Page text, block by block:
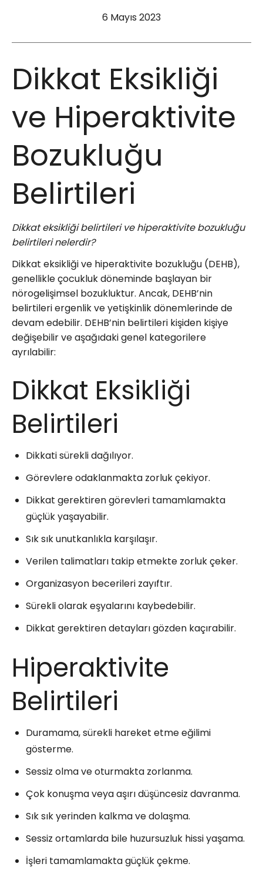
6 Mayıs 2023
Dikkat Eksikliği
ve Hiperaktivite
Bozukluğu
Belirtileri
Dikkat eksikliği belirtileri ve hiperaktivite bozukluğu
belirtileri nelerdir?
Dikkat eksikliği ve hiperaktivite bozukluğu (DEHB),
genellikle çocukluk döneminde başlayan bir
nörogelişimsel bozukluktur. Ancak, DEHB’nin
belirtileri ergenlik ve yetişkinlik dönemlerinde de
devam edebilir. DEHB’nin belirtileri kişiden kişiye
değişebilir ve aşağıdaki genel kategorilere
ayrılabilir:
Dikkat Eksikliği
Belirtileri
Dikkati sürekli dağılıyor.
Görevlere odaklanmakta zorluk çekiyor.
Dikkat gerektiren görevleri tamamlamakta
güçlük yaşayabilir.
Sık sık unutkanlıkla karşılaşır.
Verilen talimatları takip etmekte zorluk çeker.
Organizasyon becerileri zayıftır.
Sürekli olarak eşyalarını kaybedebilir.
Dikkat gerektiren detayları gözden kaçırabilir.
Hiperaktivite
Belirtileri
Duramama, sürekli hareket etme eğilimi
gösterme.
Sessiz olma ve oturmakta zorlanma.
Çok konuşma veya aşırı düşüncesiz davranma.
Sık sık yerinden kalkma ve dolaşma.
Sessiz ortamlarda bile huzursuzluk hissi yaşama.
İşleri tamamlamakta güçlük çekme.